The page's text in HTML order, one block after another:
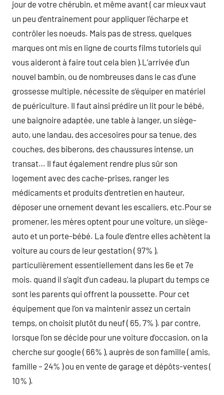
jour de votre chérubin, et même avant ( car mieux vaut
un peu d’entrainement pour appliquer l’écharpe et
contrôler les noeuds. Mais pas de stress, quelques
marques ont mis en ligne de courts films tutoriels qui
vous aideront à faire tout cela bien ).L’arrivée d’un
nouvel bambin, ou de nombreuses dans le cas d’une
grossesse multiple, nécessite de s’équiper en matériel
de puériculture. Il faut ainsi prédire un lit pour le bébé,
une baignoire adaptée, une table à langer, un siège-
auto, une landau, des accesoires pour sa tenue, des
couches, des biberons, des chaussures intense, un
transat… Il faut également rendre plus sûr son
logement avec des cache-prises, ranger les
médicaments et produits d’entretien en hauteur,
déposer une ornement devant les escaliers, etc.Pour se
promener, les mères optent pour une voiture, un siège-
auto et un porte-bébé. La foule d’entre elles achètent la
voiture au cours de leur gestation ( 97% ),
particulièrement essentiellement dans les 6e et 7e
mois. quand il s’agit d’un cadeau, la plupart du temps ce
sont les parents qui offrent la poussette. Pour cet
équipement que l’on va maintenir assez un certain
temps, on choisit plutôt du neuf ( 65, 7% ). par contre,
lorsque l’on se décide pour une voiture d’occasion, on la
cherche sur google ( 66% ), auprès de son famille ( amis,
famille – 24% ) ou en vente de garage et dépôts-ventes (
10% ).